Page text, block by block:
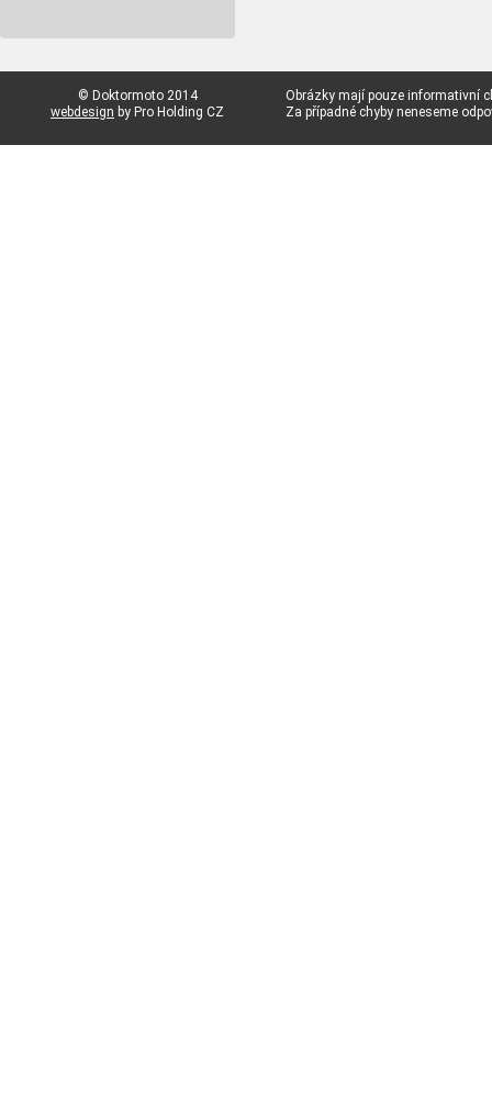
© Doktormoto 2014
webdesign by Pro Holding CZ
Obrázky mají pouze informativní
Za případné chyby neneseme